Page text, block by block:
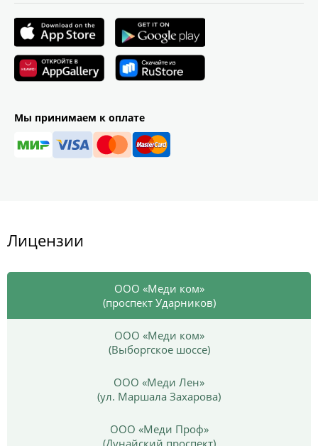
Мы принимаем к оплате
Лицензии
ООО «Меди ком»
(проспект Ударников)
ООО «Меди ком»
(Выборгское шоссе)
ООО «Меди Лен»
(ул. Маршала Захарова)
ООО «Меди Проф»
(Дунайский проспект)